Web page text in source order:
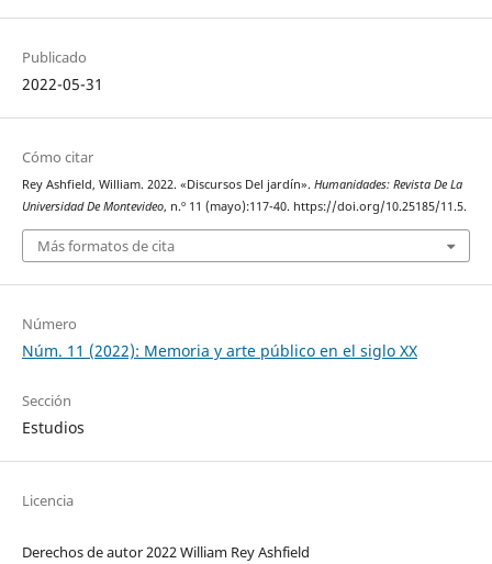
Publicado
2022-05-31
Cómo citar
Rey Ashfield, William. 2022. «Discursos Del jardín». Humanidades: Revista De La
Universidad De Montevideo, n.º 11 (mayo):117-40. https://doi.org/10.25185/11.5.
Más formatos de cita
Número
Núm. 11 (2022): Memoria y arte público en el siglo XX
Sección
Estudios
Licencia
Derechos de autor 2022 William Rey Ashfield